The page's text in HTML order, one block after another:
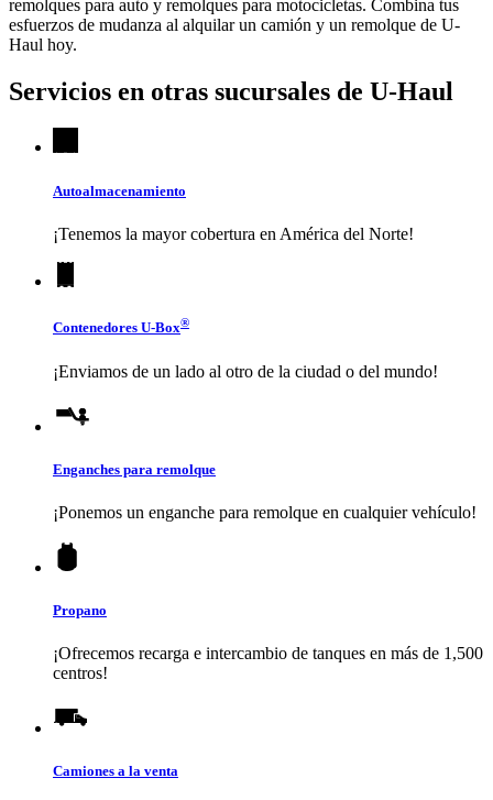
remolques para auto y remolques para motocicletas. Combina tus
esfuerzos de mudanza al alquilar un camión y un remolque de U-
Haul hoy.
Servicios en otras sucursales de U-Haul
Autoalmacenamiento
¡Tenemos la mayor cobertura en América del Norte!
Contenedores U-Box®
¡Enviamos de un lado al otro de la ciudad o del mundo!
Enganches para remolque
¡Ponemos un enganche para remolque en cualquier vehículo!
Propano
¡Ofrecemos recarga e intercambio de tanques en más de 1,500
centros!
Camiones a la venta